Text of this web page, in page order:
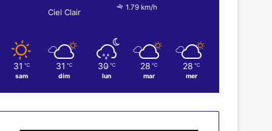
Ciel Clair
1.79 km/h
31 ℃
sam
31 ℃
dim
30 ℃
lun
28 ℃
mar
28 ℃
mer